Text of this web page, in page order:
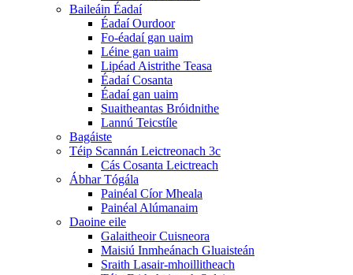
Baileáin Éadaí
Éadaí Ourdoor
Fo-éadaí gan uaim
Léine gan uaim
Lipéad Aistrithe Teasa
Éadaí Cosanta
Éadaí gan uaim
Suaitheantas Bróidnithe
Lannú Teicstíle
Bagáiste
Téip Scannán Leictreonach 3c
Cás Cosanta Leictreach
Ábhar Tógála
Painéal Cíor Mheala
Painéal Alúmanaim
Daoine eile
Galaitheoir Cuisneora
Maisiú Inmheánach Gluaisteán
Sraith Lasair-mhoillitheach